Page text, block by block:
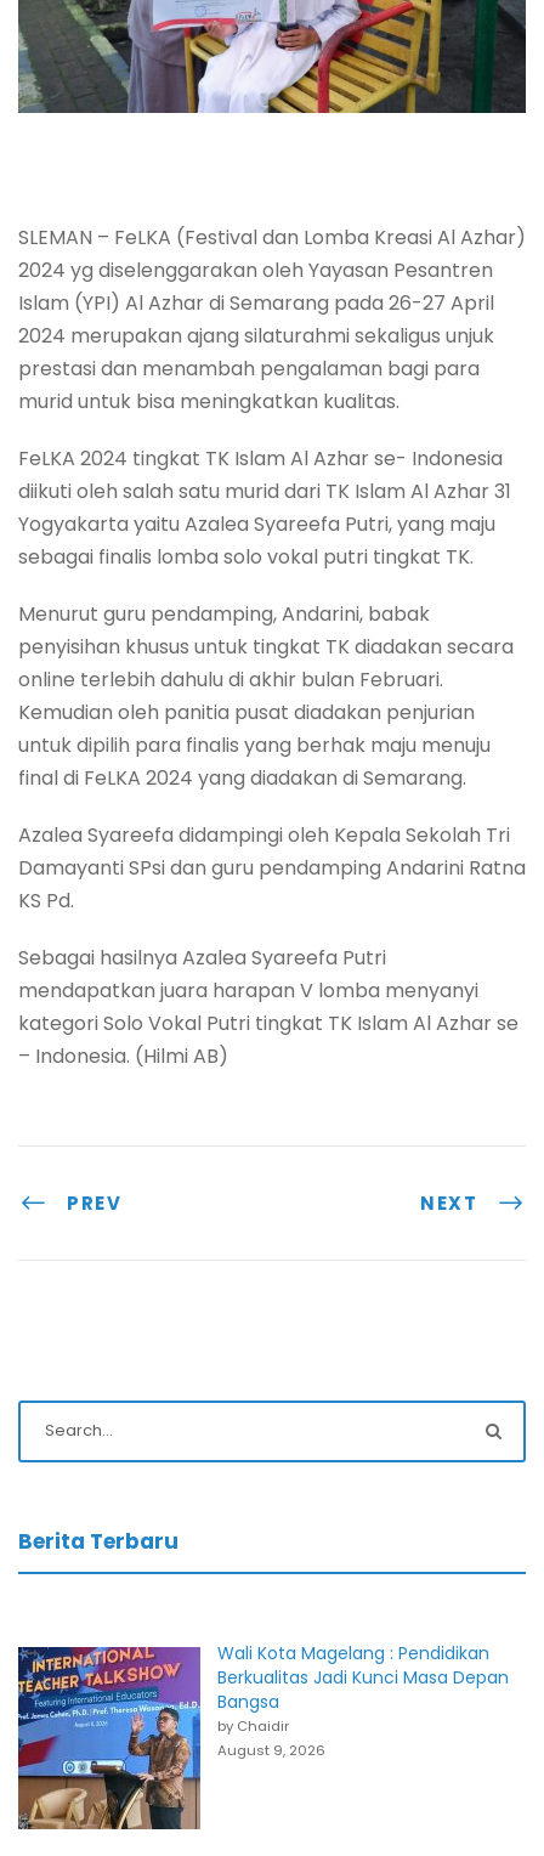
SLEMAN – FeLKA (Festival dan Lomba Kreasi Al Azhar)
2024 yg diselenggarakan oleh Yayasan Pesantren
Islam (YPI) Al Azhar di Semarang pada 26-27 April
2024 merupakan ajang silaturahmi sekaligus unjuk
prestasi dan menambah pengalaman bagi para
murid untuk bisa meningkatkan kualitas.
FeLKA 2024 tingkat TK Islam Al Azhar se- Indonesia
diikuti oleh salah satu murid dari TK Islam Al Azhar 31
Yogyakarta yaitu Azalea Syareefa Putri, yang maju
sebagai finalis lomba solo vokal putri tingkat TK.
Menurut guru pendamping, Andarini, babak
penyisihan khusus untuk tingkat TK diadakan secara
online terlebih dahulu di akhir bulan Februari.
Kemudian oleh panitia pusat diadakan penjurian
untuk dipilih para finalis yang berhak maju menuju
final di FeLKA 2024 yang diadakan di Semarang.
Azalea Syareefa didampingi oleh Kepala Sekolah Tri
Damayanti SPsi dan guru pendamping Andarini Ratna
KS Pd.
Sebagai hasilnya Azalea Syareefa Putri
mendapatkan juara harapan V lomba menyanyi
kategori Solo Vokal Putri tingkat TK Islam Al Azhar se
– Indonesia. (Hilmi AB)
PREV NEXT
Berita Terbaru
Wali Kota Magelang : Pendidikan
Berkualitas Jadi Kunci Masa Depan
Bangsa
by Chaidir
August 9, 2026